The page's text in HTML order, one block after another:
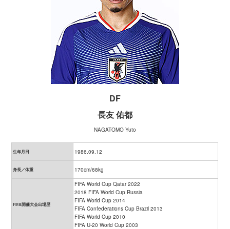
DF
長友 佑都
NAGATOMO Yuto
生年月日 1986.09.12
身長／体重 170cm/68kg
FIFA開催大会出場歴
FIFA World Cup Qatar 2022
2018 FIFA World Cup Russia
FIFA World Cup 2014
FIFA Confederations Cup Brazil 2013
FIFA World Cup 2010
FIFA U-20 World Cup 2003